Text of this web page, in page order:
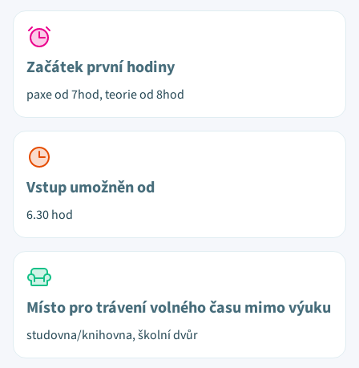
Začátek první hodiny
paxe od 7hod, teorie od 8hod
Vstup umožněn od
6.30 hod
Místo pro trávení volného času mimo výuku
studovna/knihovna, školní dvůr